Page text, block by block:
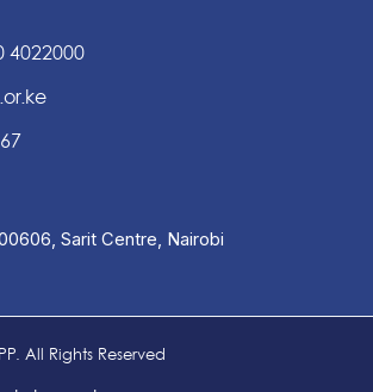
4022000
00606, Sarit Centre, Nairobi
All Rights Reserved